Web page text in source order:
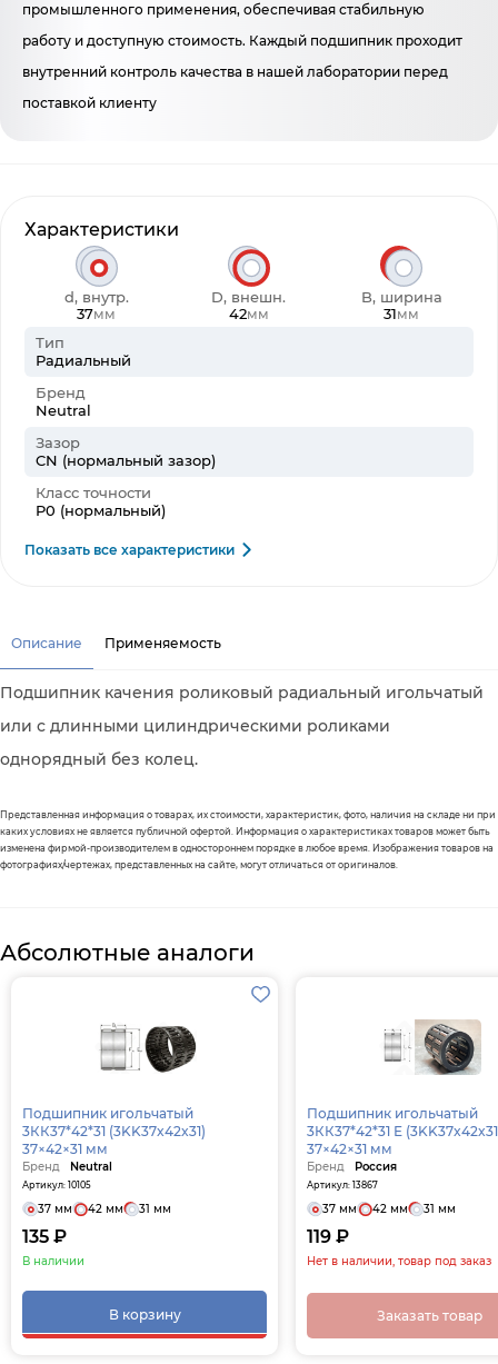
Характеристики
d, внутр.
37мм
D, внешн.
42мм
B, ширина
31мм
Тип
Радиальный
Бренд
Neutral
Зазор
CN (нормальный зазор)
Класс точности
P0 (нормальный)
Показать все характеристики
Описание Применяемость
Подшипник качения роликовый радиальный игольчатый
или с длинными цилиндрическими роликами
однорядный без колец.
Представленная информация о товарах, их стоимости, характеристик, фото, наличия на складе ни при
каких условиях не является публичной офертой. Информация о характеристиках товаров может быть
изменена фирмой-производителем в одностороннем порядке в любое время. Изображения товаров на
фотографиях/чертежах, представленных на сайте, могут отличаться от оригиналов.
промышленного применения, обеспечивая стабильную
работу и доступную стоимость. Каждый подшипник проходит
внутренний контроль качества в нашей лаборатории перед
поставкой клиенту
Абсолютные аналоги
Подшипник игольчатый
3КК37*42*31 (3KK37x42x31)
37×42×31 мм
Бренд Neutral
Артикул: 10105
37 мм 42 мм 31 мм
135 ₽
В наличии
В корзину
Подшипник игольчатый
3КК37*42*31 Е (3KK37x42x31 Е)
37×42×31 мм
Бренд Россия
Артикул: 13867
37 мм 42 мм 31 мм
119 ₽
Нет в наличии, товар под заказ
Заказать товар